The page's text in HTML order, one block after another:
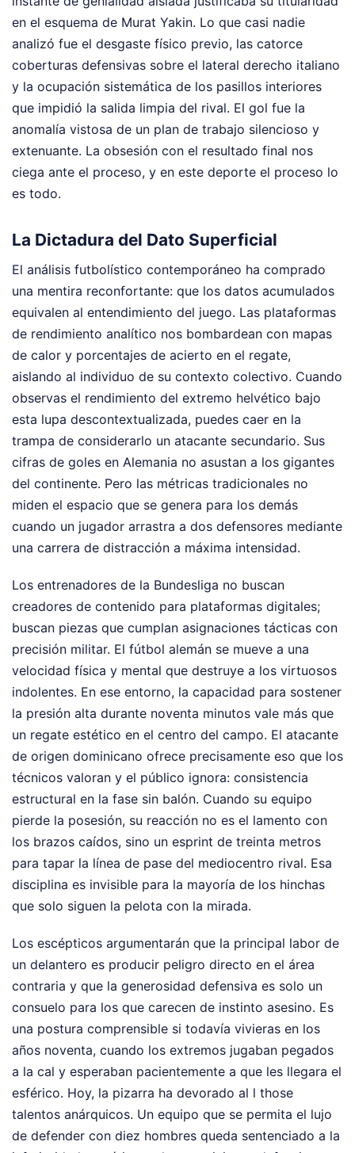
en el esquema de Murat Yakin. Lo que casi nadie
analizó fue el desgaste físico previo, las catorce
coberturas defensivas sobre el lateral derecho italiano
y la ocupación sistemática de los pasillos interiores
que impidió la salida limpia del rival. El gol fue la
anomalía vistosa de un plan de trabajo silencioso y
extenuante. La obsesión con el resultado final nos
ciega ante el proceso, y en este deporte el proceso lo
es todo.
La Dictadura del Dato Superficial
El análisis futbolístico contemporáneo ha comprado
una mentira reconfortante: que los datos acumulados
equivalen al entendimiento del juego. Las plataformas
de rendimiento analítico nos bombardean con mapas
de calor y porcentajes de acierto en el regate,
aislando al individuo de su contexto colectivo. Cuando
observas el rendimiento del extremo helvético bajo
esta lupa descontextualizada, puedes caer en la
trampa de considerarlo un atacante secundario. Sus
cifras de goles en Alemania no asustan a los gigantes
del continente. Pero las métricas tradicionales no
miden el espacio que se genera para los demás
cuando un jugador arrastra a dos defensores mediante
una carrera de distracción a máxima intensidad.
Los entrenadores de la Bundesliga no buscan
creadores de contenido para plataformas digitales;
buscan piezas que cumplan asignaciones tácticas con
precisión militar. El fútbol alemán se mueve a una
velocidad física y mental que destruye a los virtuosos
indolentes. En ese entorno, la capacidad para sostener
la presión alta durante noventa minutos vale más que
un regate estético en el centro del campo. El atacante
de origen dominicano ofrece precisamente eso que los
técnicos valoran y el público ignora: consistencia
estructural en la fase sin balón. Cuando su equipo
pierde la posesión, su reacción no es el lamento con
los brazos caídos, sino un esprint de treinta metros
para tapar la línea de pase del mediocentro rival. Esa
disciplina es invisible para la mayoría de los hinchas
que solo siguen la pelota con la mirada.
Los escépticos argumentarán que la principal labor de
un delantero es producir peligro directo en el área
contraria y que la generosidad defensiva es solo un
consuelo para los que carecen de instinto asesino. Es
una postura comprensible si todavía vivieras en los
años noventa, cuando los extremos jugaban pegados
a la cal y esperaban pacientemente a que les llegara el
esférico. Hoy, la pizarra ha devorado al l those
talentos anárquicos. Un equipo que se permita el lujo
de defender con diez hombres queda sentenciado a la